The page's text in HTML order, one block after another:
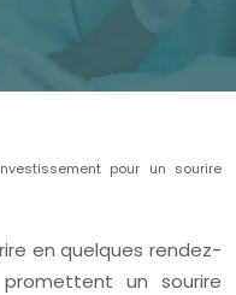
pour un sourire
en quelques rendez-
un sourire